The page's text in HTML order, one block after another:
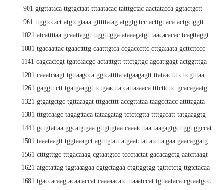
901 gtgttataca ttgtgctaat tttaatacac tatttgctac aactatacca ggtactgctt
961 ttggtccact atgtcgtaaa gtttttatag atggtgttcc acttgttaca actgctggtt
1021 atcattttaa gcaattaggt ttggtttgga ataaagatgt taacacacac tcagttaggt
1081 tgacaattac tgaacttttg caatttgtca ccgacccttc cttgataata gcttcttccc
1141 cagcactcgt tgatcaacgc actatttgtt tttctgttgc agcattgagt actggtttga
1201 caaatcaagt tgttaagcca ggtcatttta atgaagagtt ttataacttt cttcgtttaa
1261 gaggtttctt tgatgaaggt tctgaactta cattaaaaca tttcttcttc gcacagaatg
1321 gtgatgctgc tgttaaagat tttgactttt accgttataa taagcctacc attttagata
1381 tttgtcaagc tagagttaca tataagatag tctctcgtta ttttgacatt tatgaaggtg
1441 gctgtattaa ggcatgtgaa gttgttgtaa caaatcttaa taagagtgct ggttggccat
1501 taaataagtt tggtaaagct agtttgtatt atgaatctat atcttatgaa gaacaggatg
1561 ctttgtttgc tttgacaaag cgtaatgtcc tccctactat gacacagctg aatcttaagt
1621 atgctattag tggtaaagaa cgtgctagaa ctgttggtgg tgtttctctg ttgtctacaa
1681 tgaccacaag acaataccat caaaaacatc ttaaatccat tgttaataca cgcaatgcca